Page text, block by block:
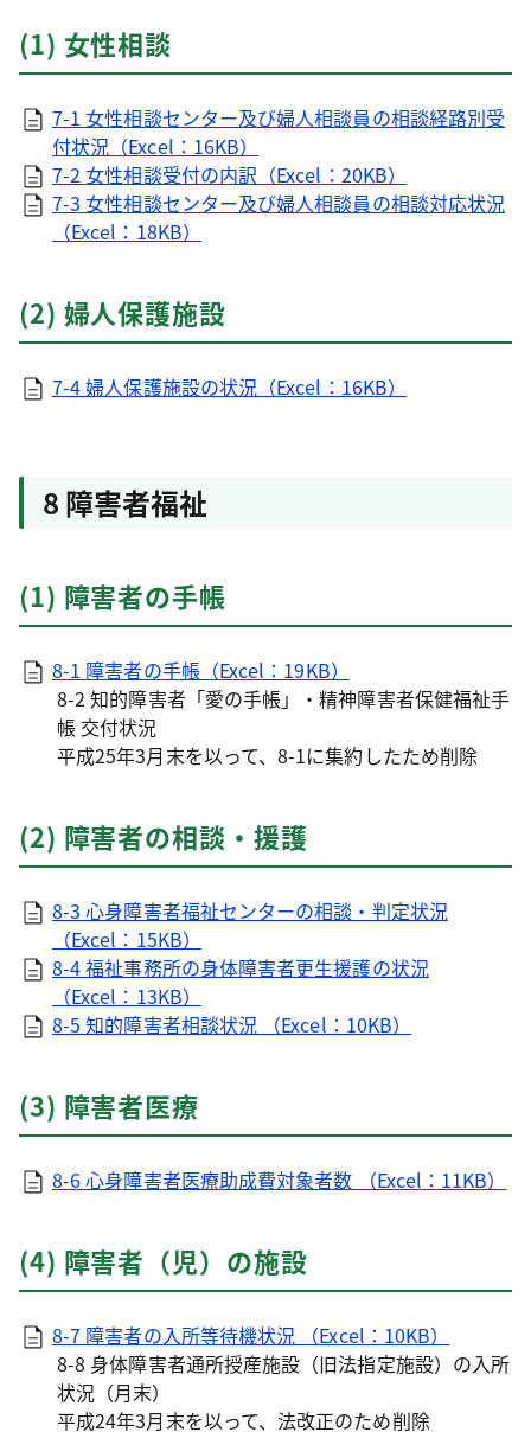
(1) 女性相談
7-1 女性相談センター及び婦人相談員の相談経路別受
付状況（Excel：16KB）
7-2 女性相談受付の内訳（Excel：20KB）
7-3 女性相談センター及び婦人相談員の相談対応状況
（Excel：18KB）
(2) 婦人保護施設
7-4 婦人保護施設の状況（Excel：16KB）
8 障害者福祉
(1) 障害者の手帳
8-1 障害者の手帳（Excel：19KB）
8-2 知的障害者「愛の手帳」・精神障害者保健福祉手
帳 交付状況
平成25年3月末を以って、8-1に集約したため削除
(2) 障害者の相談・援護
8-3 心身障害者福祉センターの相談・判定状況
（Excel：15KB）
8-4 福祉事務所の身体障害者更生援護の状況
（Excel：13KB）
8-5 知的障害者相談状況 （Excel：10KB）
(3) 障害者医療
8-6 心身障害者医療助成費対象者数 （Excel：11KB）
(4) 障害者（児）の施設
8-7 障害者の入所等待機状況 （Excel：10KB）
8-8 身体障害者通所授産施設（旧法指定施設）の入所
状況（月末）
平成24年3月末を以って、法改正のため削除